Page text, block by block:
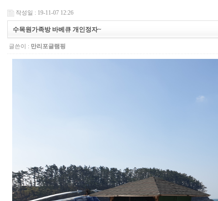
작성일 : 19-11-07 12:26
수목원가족방 바베큐 개인정자~
글쓴이 : 만리포글램핑